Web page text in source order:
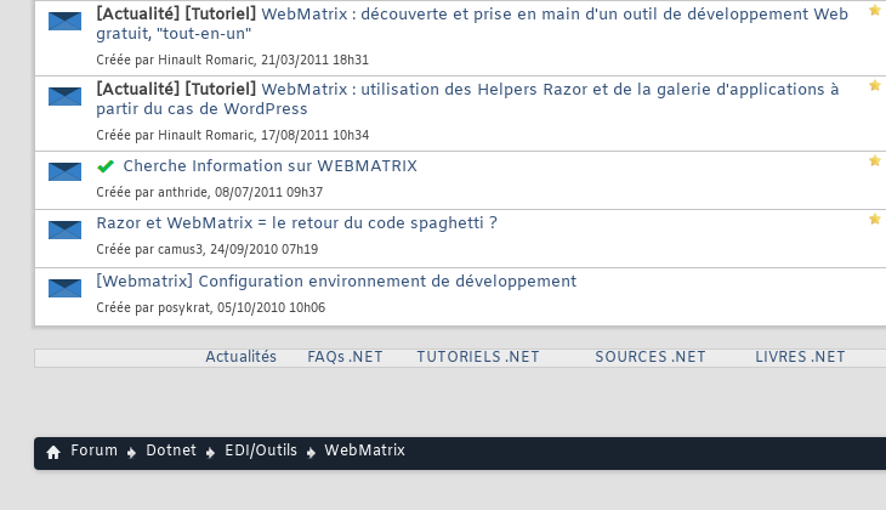
[Actualité] [Tutoriel] WebMatrix : découverte et prise en main d'un outil de développement Web
gratuit, "tout-en-un"
Créée par Hinault Romaric, 21/03/2011 18h31
[Actualité] [Tutoriel] WebMatrix : utilisation des Helpers Razor et de la galerie d'applications à
partir du cas de WordPress
Créée par Hinault Romaric, 17/08/2011 10h34
Cherche Information sur WEBMATRIX
Créée par anthride, 08/07/2011 09h37
Razor et WebMatrix = le retour du code spaghetti ?
Créée par camus3, 24/09/2010 07h19
[Webmatrix] Configuration environnement de développement
Créée par posykrat, 05/10/2010 10h06
Actualités FAQs .NET TUTORIELS .NET SOURCES .NET LIVRES .NET
Forum Dotnet EDI/Outils WebMatrix